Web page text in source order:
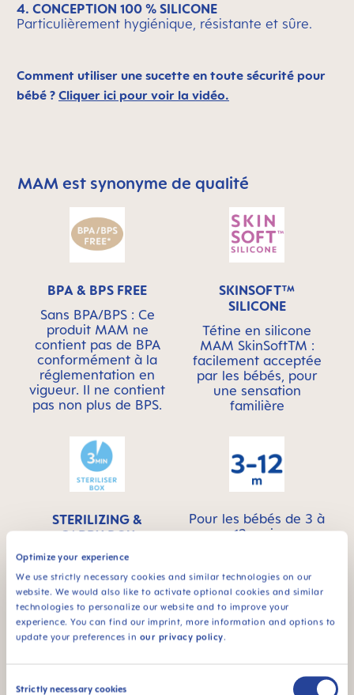
Optimize your experience
We use strictly necessary cookies and similar technologies on our
website. We would also like to activate optional cookies and similar
technologies to personalize our website and to improve your
experience. You can find our imprint, more information and options to
update your preferences in our privacy policy.
Consent
Strictly necessary cookies
4. CONCEPTION 100 % SILICONE
Particulièrement hygiénique, résistante et sûre.
Comment utiliser une sucette en toute sécurité pour
bébé ? Cliquer ici pour voir la vidéo.
Skip MAM Means Quality Icon Bar
MAM est synonyme de qualité
BPA & BPS FREE
Sans BPA/BPS : Ce
produit MAM ne
contient pas de BPA
conformément à la
réglementation en
vigueur. Il ne contient
pas non plus de BPS.
SKINSOFT™
SILICONE
Tétine en silicone
MAM SkinSoftTM :
facilement acceptée
par les bébés, pour
une sensation
familière
STERILIZING &
CARRY BOX
Produit fourni dans
une boîte de
transport et de
stérilisation pratique :
stérilisation au
micro-ondes simple
Pour les bébés de 3 à
12 mois